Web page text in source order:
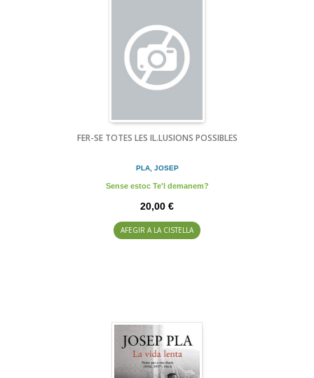
FER-SE TOTES LES IL.LUSIONS POSSIBLES
PLA, JOSEP
Sense estoc Te'l demanem?
20,00 €
AFEGIR A LA CISTELLA